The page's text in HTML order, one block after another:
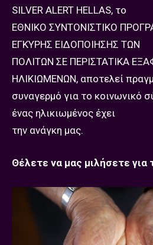
SILVER ALERT HELLAS, το
ΕΘΝΙΚΟ ΣΥΝΤΟΝΙΣΤΙΚΟ
ΕΓΚΥΡΗΣ ΕΙΔΟΠΟΙΗΣΗΣ ΤΩΝ
ΠΟΛΙΤΩΝ ΣΕ ΠΕΡΙΣΤΑΤΙΚΑ
ΗΛΙΚΙΩΜΕΝΩΝ, αποτελεί
συναγερμό για το κοινωνικό
ένας ηλικιωμένος έχει
την ανάγκη μας.
Θέλετε να μας μιλήσετε για